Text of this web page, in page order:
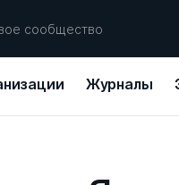
сообщество
Журналы